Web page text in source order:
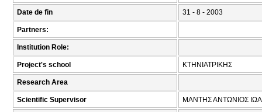
Date de fin 31 - 8 - 2003
Partners:
Institution Role:
Project's school ΚΤΗΝΙΑΤΡΙΚΗΣ
Research Area
Scientific Supervisor ΜΑΝΤΗΣ ΑΝΤΩΝΙΟΣ